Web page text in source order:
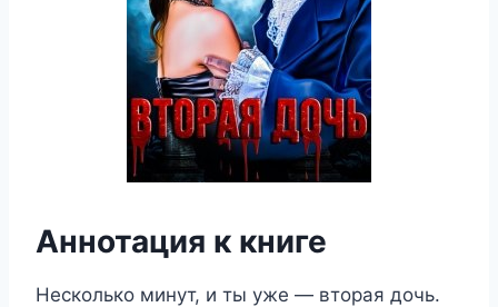
Аннотация к книге
Несколько минут, и ты уже — вторая дочь.